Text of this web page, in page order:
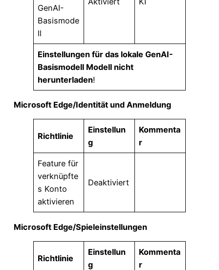
GenAI-
Basismode
ll
Einstellungen für das lokale GenAI-
Basismodell Modell nicht
herunterladen!
Microsoft Edge/Identität und Anmeldung
Richtlinie
Einstellun
g
Kommenta
r
Feature für
verknüpfte
s Konto
aktivieren
Deaktiviert
Microsoft Edge/Spieleinstellungen
Richtlinie
Einstellun
g
Kommenta
r